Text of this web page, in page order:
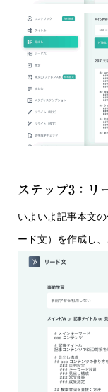
ステップ3：リ
いよいよ記事本文
ード文）を作成し